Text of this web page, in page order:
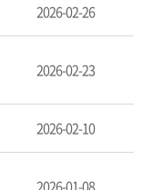
2026-02-26
2026-02-23
2026-02-10